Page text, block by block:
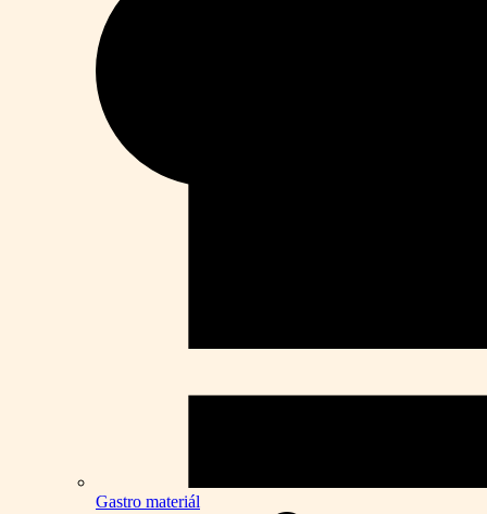
Gastro materiál